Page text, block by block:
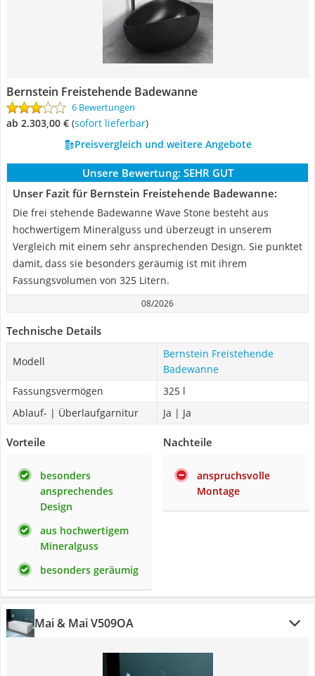
Bernstein Freistehende Badewanne
6 Bewertungen
ab 2.303,00 € ( Sofort lieferbar)
Preisvergleich und weitere Angebote
Unsere Bewertung: SEHR GUT
Unser Fazit für Bernstein Freistehende Badewanne:
Die frei stehende Badewanne Wave Stone besteht aus
hochwertigem Mineralguss und überzeugt in unserem
Vergleich mit einem sehr ansprechenden Design. Sie punktet
damit, dass sie besonders geräumig ist mit ihrem
Fassungsvolumen von 325 Litern.
08/2026
Technische Details
Modell
Bernstein Freistehende
Badewanne
Fassungsvermögen
325 l
Ablauf- | Überlaufgarnitur
Ja | Ja
Vorteile
besonders
ansprechendes
Design
aus hochwertigem
Mineralguss
besonders geräumig
Nachteile
anspruchsvolle
Montage
Mai & Mai V509OA